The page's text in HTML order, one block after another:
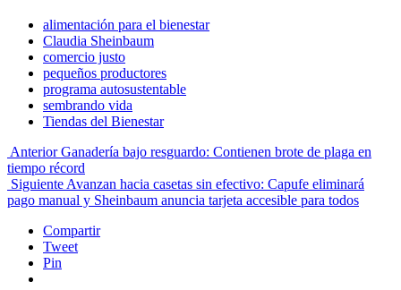
alimentación para el bienestar
Claudia Sheinbaum
comercio justo
pequeños productores
programa autosustentable
sembrando vida
Tiendas del Bienestar
Anterior Ganadería bajo resguardo: Contienen brote de plaga en
tiempo récord
Siguiente Avanzan hacia casetas sin efectivo: Capufe eliminará
pago manual y Sheinbaum anuncia tarjeta accesible para todos
Compartir
Tweet
Pin